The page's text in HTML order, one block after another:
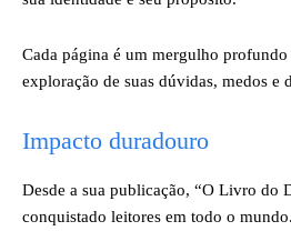
Cada página é um mergulho
exploração de suas dúvidas, medos e
Impacto duradouro
Desde a sua publicação, “O Livro do
conquistado leitores em todo o